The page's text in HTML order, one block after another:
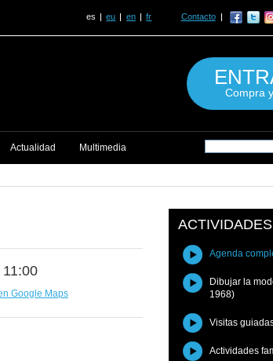
Google Maps
ACTIVIDADES
Agenda
Dibujar la
1968)
Visitas
Actividades
es eu en fr Contacto
Compra
Actualidad Multimedia